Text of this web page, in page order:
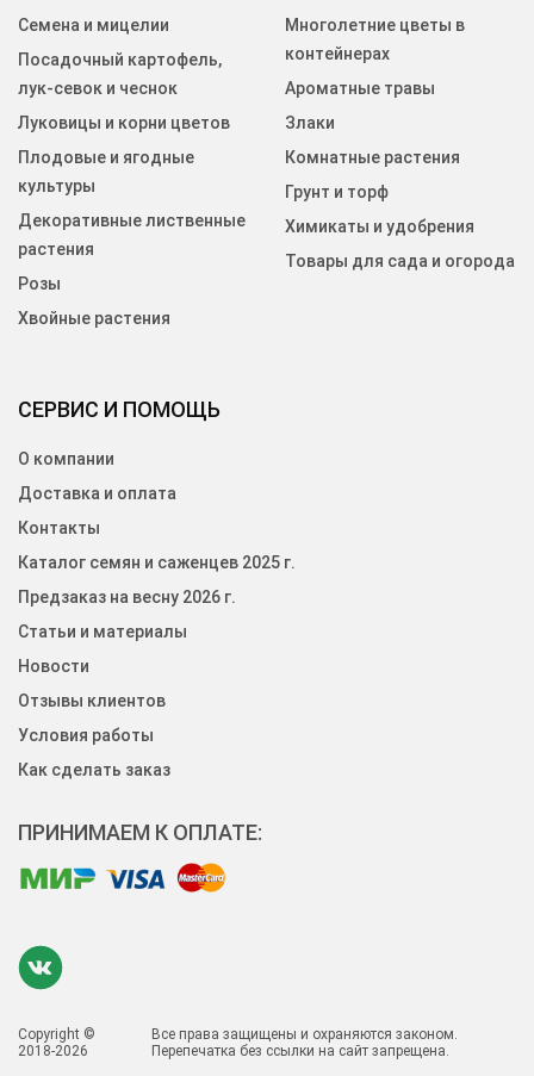
СЕРВИС И ПОМОЩЬ
О компании
Доставка и оплата
Контакты
Каталог семян и саженцев 2025 г.
Предзаказ на весну 2026 г.
Статьи и материалы
Новости
Отзывы клиентов
Условия работы
Как сделать заказ
Семена и мицелии
Посадочный картофель,
лук-севок и чеснок
Луковицы и корни цветов
Плодовые и ягодные
культуры
Декоративные лиственные
растения
Розы
Хвойные растения
Многолетние цветы в
контейнерах
Ароматные травы
Злаки
Комнатные растения
Грунт и торф
Химикаты и удобрения
Товары для сада и огорода
ПРИНИМАЕМ К ОПЛАТЕ:
Copyright ©
2018-2026
Все права защищены и охраняются законом.
Перепечатка без ссылки на сайт запрещена.